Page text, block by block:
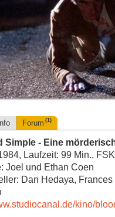
Forum (1)
Simple - Eine
Laufzeit: 99 Min.,
Joel und Ethan Coen
Dan Hedaya,
kino/